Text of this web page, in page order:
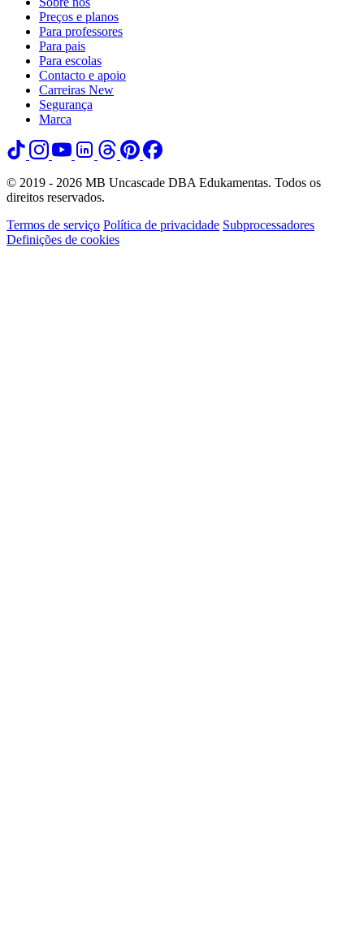
Preços e planos
Para professores
Para pais
Para escolas
Contacto e apoio
Carreiras New
Segurança
Marca
© 2019 - 2026 MB Uncascade DBA Edukamentas. Todos os
direitos reservados.
Termos de serviço Política de privacidade Subprocessadores
Definições de cookies